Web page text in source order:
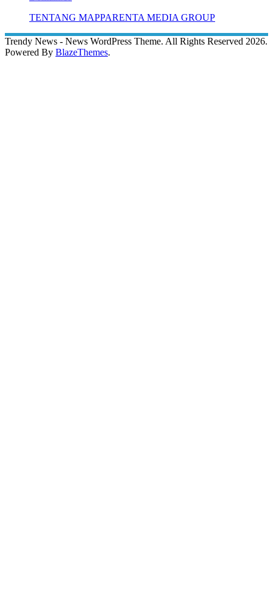
TENTANG MAPPARENTA MEDIA GROUP
Trendy News - News WordPress Theme. All Rights Reserved 2026.
Powered By BlazeThemes.